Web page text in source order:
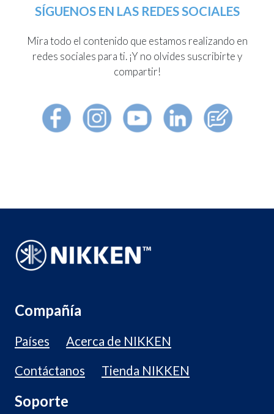
SÍGUENOS EN LAS REDES SOCIALES
Mira todo el contenido que estamos realizando en
redes sociales para ti. ¡Y no olvides suscribirte y
compartir!
Compañía
Países
Acerca de NIKKEN
Contáctanos
Tienda NIKKEN
Soporte